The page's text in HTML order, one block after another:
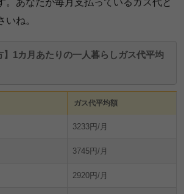
いね。
】1カ月あたりの一人暮らしガス代平均
ガス代平均額
3233円/月
3745円/月
2920円/月